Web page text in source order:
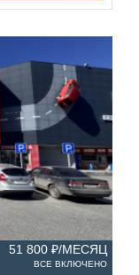
51 800 ₽/МЕСЯЦ
ВСЕ ВКЛЮЧЕНО